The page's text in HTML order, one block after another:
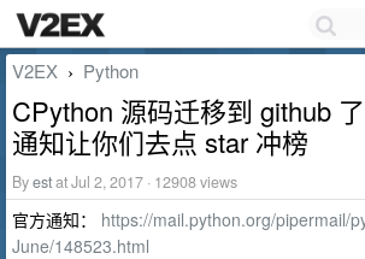
V2EX › Python
CPython 源码迁移到 github
通知让你们去点 star 冲榜
Byestat Jul 2, 2017 · 12908 views
官方通知： https://mail.python.org/pipermail/
June/148523.html